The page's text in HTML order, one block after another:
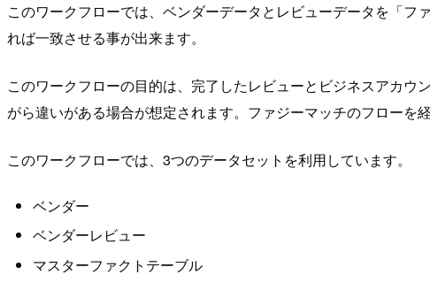
このワークフローでは、ベンダーデータとレビューデータを「
れば一致させる事が出来ます。
このワークフローの目的は、完了したレビューとビジネスアカ
がら違いがある場合が想定されます。ファジーマッチのフローを
このワークフローでは、3つのデータセットを利用しています。
ベンダー
ベンダーレビュー
マスターファクトテーブル